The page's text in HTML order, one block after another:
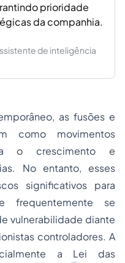
prioridade
da companhia.
de inteligência
as fusões e
como movimentos
o crescimento e
No entanto, esses
significativos para
frequentemente se
vulnerabilidade diante
controladores. A
a Lei das